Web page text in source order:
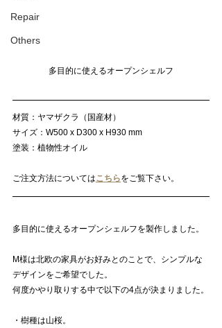
Repair
Others
多目的に使えるオープンシェルフ
材質：ヤマザクラ（国産材）
サイズ：W500 x D300 x H930 mm
塗装：植物性オイル
ご注文方法についてはこちらをご覧下さい。
多目的に使えるオープンシェルフを製作しました。
M様は北欧の家具がお好みとのことで、シンプルな
デザインをご希望でした。
何度かやり取りする中で以下の4点が決まりました。
・樹種は山桜。